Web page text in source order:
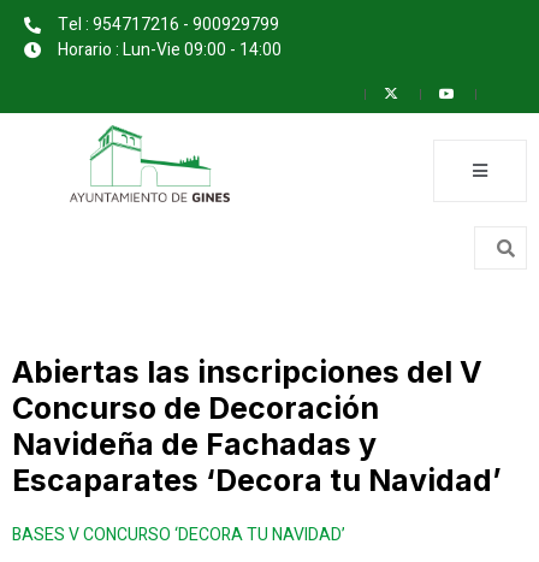
Tel : 954717216 - 900929799
Horario : Lun-Vie 09:00 - 14:00
Abiertas las inscripciones del V
Concurso de Decoración
Navideña de Fachadas y
Escaparates ‘Decora tu Navidad’
BASES V CONCURSO ‘DECORA TU NAVIDAD’